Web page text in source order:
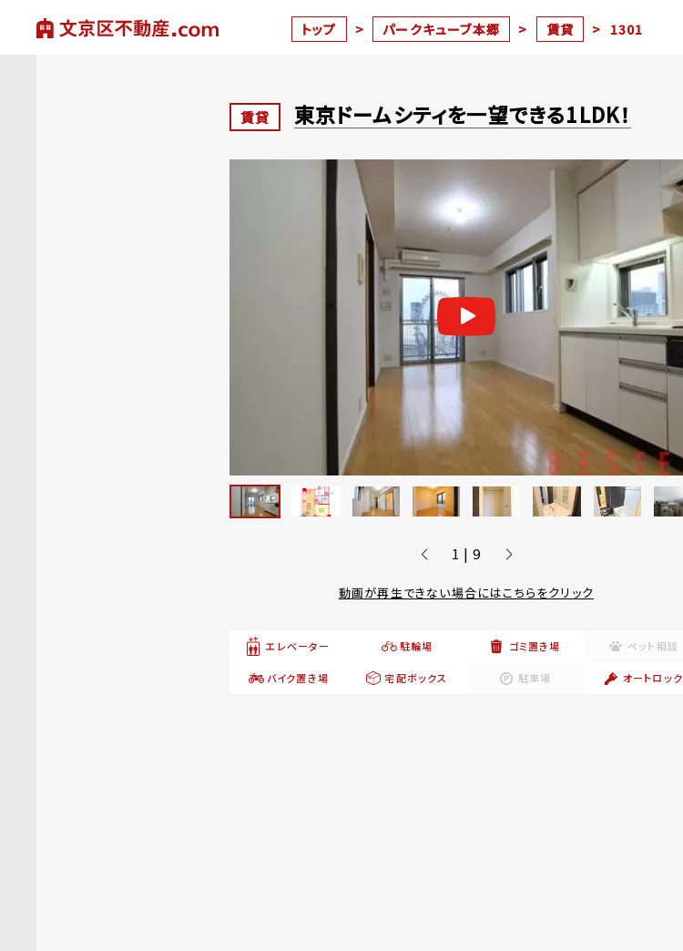
トップ > パークキューブ本郷 > 賃貸 > 1301
賃貸 東京ドームシティを一望できる1LDK！
1 | 9
動画が再生できない場合にはこちらをクリック
エレベーター 駐輪場 ゴミ置き場 ペット相談
バイク置き場 宅配ボックス 駐車場 オートロック